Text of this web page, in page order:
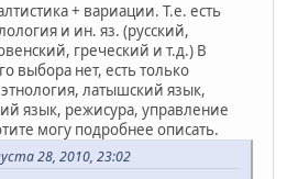
+ вариации. Т.е. есть
и ин. яз. (русский,
греческий и т.д.) В
выбора нет, есть только
латышский язык,
язык, режисура, управление
могу подробнее описать.
28, 2010, 23:02